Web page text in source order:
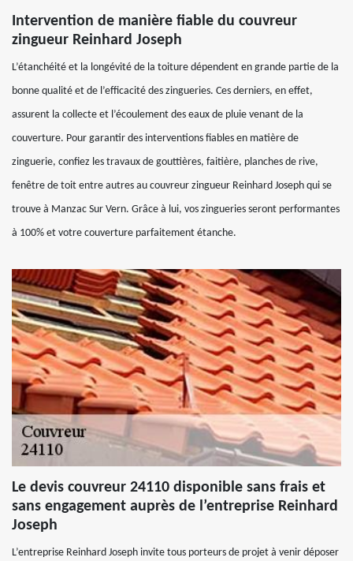
Intervention de manière fiable du couvreur
zingueur Reinhard Joseph
L’étanchéité et la longévité de la toiture dépendent en grande partie de la
bonne qualité et de l’efficacité des zingueries. Ces derniers, en effet,
assurent la collecte et l’écoulement des eaux de pluie venant de la
couverture. Pour garantir des interventions fiables en matière de
zinguerie, confiez les travaux de gouttières, faitière, planches de rive,
fenêtre de toit entre autres au couvreur zingueur Reinhard Joseph qui se
trouve à Manzac Sur Vern. Grâce à lui, vos zingueries seront performantes
à 100% et votre couverture parfaitement étanche.
Le devis couvreur 24110 disponible sans frais et
sans engagement auprès de l’entreprise Reinhard
Joseph
L’entreprise Reinhard Joseph invite tous porteurs de projet à venir déposer